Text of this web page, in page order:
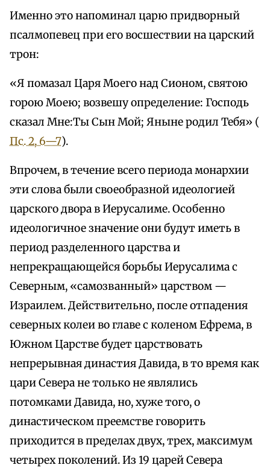
Именно это напоминал царю придворный
псалмопевец при его восшествии на царский
трон:
«Я помазал Царя Моего над Сионом, святою
горою Моею; возвешу определение: Господь
сказал Мне:Ты Сын Мой; Яныне родил Тебя» (
Пс. 2, 6—7).
Впрочем, в течение всего периода монархии
эти слова были своеобразной идеологией
царского двора в Иерусалиме. Особенно
идеологичное значение они будут иметь в
период разделенного царства и
непрекращающейся борьбы Иерусалима с
Северным, «самозванный» царством —
Израилем. Действительно, после отпадения
северных колеи во главе с коленом Ефрема, в
Южном Царстве будет царствовать
непрерывная династия Давида, в то время как
цари Севера не только не являлись
потомками Давида, но, хуже того, о
династическом преемстве говорить
приходится в пределах двух, трех, максимум
четырех поколений. Из 19 царей Севера